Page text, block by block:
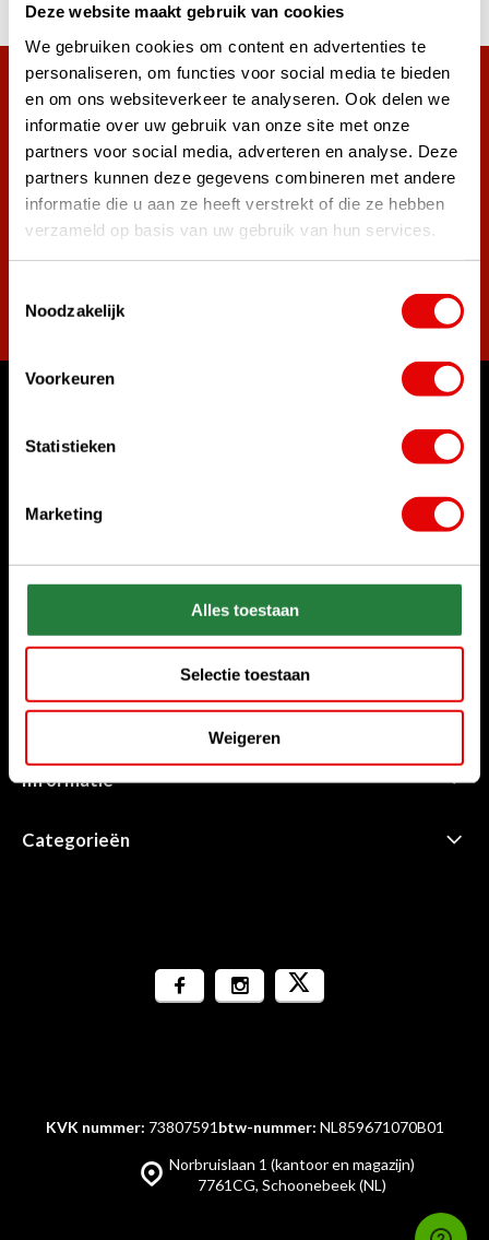
Deze website maakt gebruik van cookies
We gebruiken cookies om content en advertenties te
personaliseren, om functies voor social media te bieden
en om ons websiteverkeer te analyseren. Ook delen we
informatie over uw gebruik van onze site met onze
partners voor social media, adverteren en analyse. Deze
partners kunnen deze gegevens combineren met andere
informatie die u aan ze heeft verstrekt of die ze hebben
verzameld op basis van uw gebruik van hun services.
Noodzakelijk
Voorkeuren
Statistieken
Marketing
Alles toestaan
Selectie toestaan
Weigeren
A-merken! Vóór 15:00 besteld,
Meer dan 38.000 klanten hebben zich al
aangemeld.
Word ook lid van de nieuwsbrief en mis nooit meer de beste
golf aanbiedingen!
Stuur ons een e-mail
sales@golfdriver.nl
Klantenservice
Informatie
Categorieën
Norbruislaan 1 (kantoor en magazijn)
7761CG, Schoonebeek (NL)
KVK nummer: 73807591 btw-nummer: NL859671070B01